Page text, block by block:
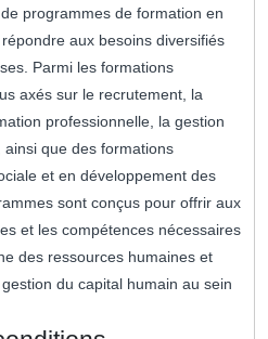
programmes de formation en
aux besoins diversifiés
Parmi les formations
axés sur le recrutement, la
professionnelle, la gestion
que des formations
et en développement des
sont conçus pour offrir aux
et les compétences nécessaires
des ressources humaines et
du capital humain au sein